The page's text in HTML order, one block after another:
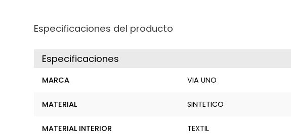
Especificaciones del producto
Especificaciones
MARCA VIA UNO
MATERIAL SINTETICO
MATERIAL INTERIOR TEXTIL